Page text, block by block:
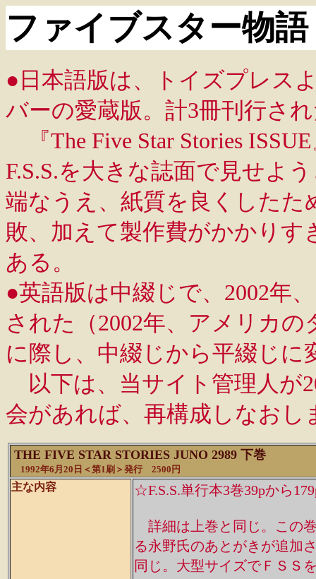
ファイブスター物
●日本語版は、トイズプレス
バーの愛蔵版。計3冊刊行さ
『The Five Star Stories
F.S.S.を大きな誌面で見せよ
端なうえ、紙質を良くした
敗、加えて製作費がかかり
ある。
●英語版は中綴じで、2002年
された（2002年、アメリカ
に際し、中綴じから平綴じに
以下は、当サイト管理人が
会があれば、再構成しなおし
THE FIVE STAR STORIES JUNO 2989 下巻
1992年6月20日＜第1刷＞発行 2500円
主な内容 ☆F.S.S.単行本3巻39pから
詳細は上巻と同じ。この
る永野氏のあとがきが追加
同じ。大型サイズでＦＳＳ